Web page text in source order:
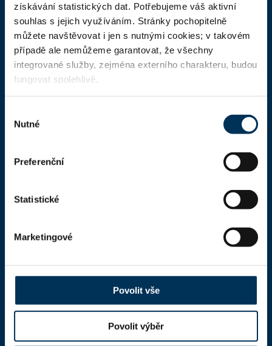
získávání statistických dat. Potřebujeme váš aktivní
souhlas s jejich využíváním. Stránky pochopitelně
můžete navštěvovat i jen s nutnými cookies; v takovém
případě ale nemůžeme garantovat, že všechny
integrované služby, zejména externího charakteru, budou
fungovat spolehlivě.
souhlasu
Nutné
Preferenční
Statistické
Marketingové
Povolit vše
Povolit výběr
Domů
Aktuality
Dokumenty a formuláře
Pro veřejnost
Advokátní deník
Portál ČAK
Česká advokátní komora
Kaňkův palác
110 00 Praha 1,mapa
DIČ: CZ66000777